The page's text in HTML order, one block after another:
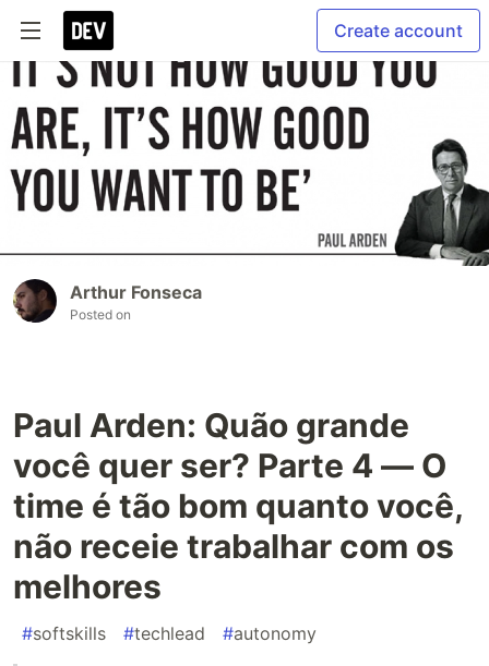
Create account
Arthur Fonseca
Posted on
Paul Arden: Quão grande
você quer ser? Parte 4 — O
time é tão bom quanto você,
não receie trabalhar com os
melhores
#softskills #techlead #autonomy